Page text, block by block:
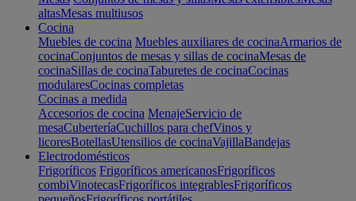
altasMesas multiusos
Cocina
Muebles de cocina Muebles auxiliares de cocinaArmarios de
cocinaConjuntos de mesas y sillas de cocinaMesas de
cocinaSillas de cocinaTaburetes de cocinaCocinas
modularesCocinas completas
Cocinas a medida
Accesorios de cocina MenajeServicio de
mesaCuberteríaCuchillos para chefVinos y
licoresBotellasUtensilios de cocinaVajillaBandejas
Electrodomésticos
Frigoríficos Frigoríficos americanosFrigoríficos
combiVinotecasFrigoríficos integrablesFrigoríficos